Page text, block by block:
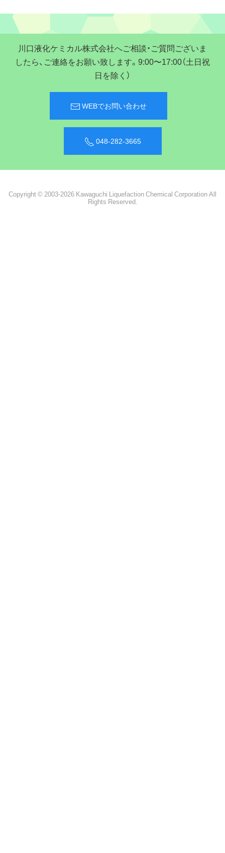
川口液化ケミカル株式会社へご相談・ご質問ございま
したら、ご連絡をお願い致します。9:00〜17:00（土日祝
日を除く）
WEBでお問い合わせ
048-282-3665
Copyright © 2003-2026 Kawaguchi Liquefaction Chemical Corporation All
Rights Reserved.